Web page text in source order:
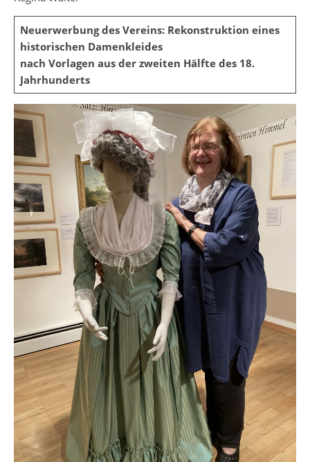
Neuerwerbung des Vereins: Rekonstruktion eines
historischen Damenkleides
nach Vorlagen aus der zweiten Hälfte des 18.
Jahrhunderts